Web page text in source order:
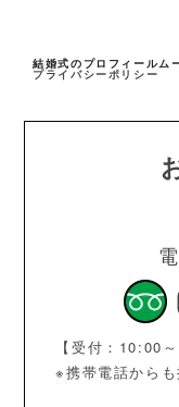
結婚式のプロフィールム
プライバシーポリシー
【受付：10:00
※携帯電話からも